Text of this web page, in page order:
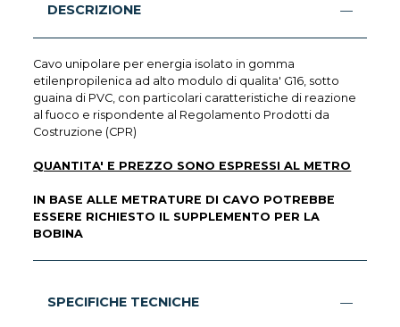
DESCRIZIONE
Cavo unipolare per energia isolato in gomma
etilenpropilenica ad alto modulo di qualita' G16, sotto
guaina di PVC, con particolari caratteristiche di reazione
al fuoco e rispondente al Regolamento Prodotti da
Costruzione (CPR)
QUANTITA' E PREZZO SONO ESPRESSI AL METRO
IN BASE ALLE METRATURE DI CAVO POTREBBE
ESSERE RICHIESTO IL SUPPLEMENTO PER LA
BOBINA
SPECIFICHE TECNICHE